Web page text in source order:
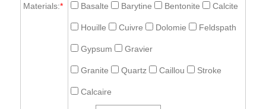
Materials:* Basalte Barytine Bentonite Calcite
Houille Cuivre Dolomie Feldspath
Gypsum Gravier
Granite Quartz Caillou Stroke
Calcaire